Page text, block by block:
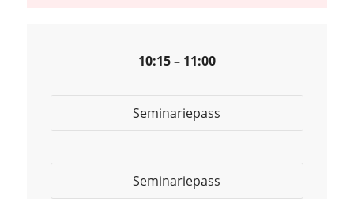
10:15 – 11:00
Seminariepass
Seminariepass